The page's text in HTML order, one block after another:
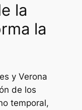
la
la
y Verona
de los
temporal,